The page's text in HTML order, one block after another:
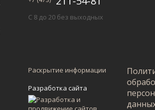
С 8 до 20 без выходных
Раскрытие информации
Разработка сайта